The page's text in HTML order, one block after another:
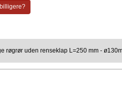
røgrør uden renseklap L=250 mm -